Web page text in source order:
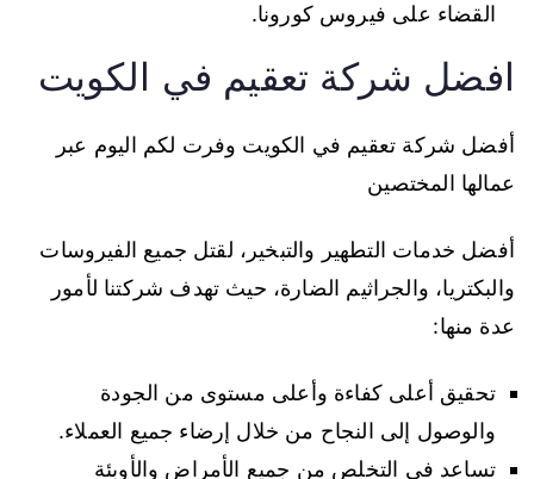
القضاء على فيروس كورونا.
افضل شركة تعقيم في الكويت
أفضل شركة تعقيم في الكويت وفرت لكم اليوم عبر
عمالها المختصين
أفضل خدمات التطهير والتبخير، لقتل جميع الفيروسات
والبكتريا، والجراثيم الضارة، حيث تهدف شركتنا لأمور
عدة منها:
تحقيق أعلى كفاءة وأعلى مستوى من الجودة
والوصول إلى النجاح من خلال إرضاء جميع العملاء.
تساعد في التخلص من جميع الأمراض والأوبئة